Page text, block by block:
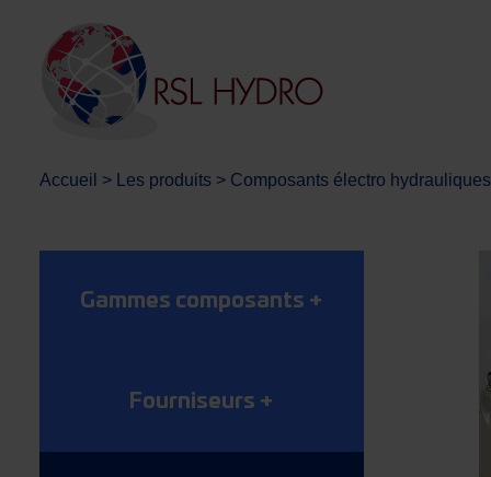
Accueil > Les produits > Composants électro hydrauliques
Gammes composants +
Fourniseurs +